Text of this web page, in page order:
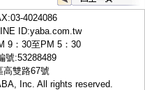
4024086
ID:yaba.com.tw
9：30至PM 5：30
號:53288489
高雙路67號
, Inc. All rights reserved.